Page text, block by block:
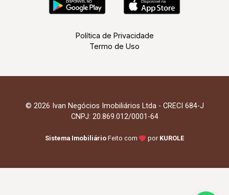
Política de Privacidade
Termo de Uso
© 2026 Ivan Negócios Imobiliários Ltda - CRECI 684-J
CNPJ: 20.869.012/0001-64
Sistema Imobiliário Feito com por KUROLE